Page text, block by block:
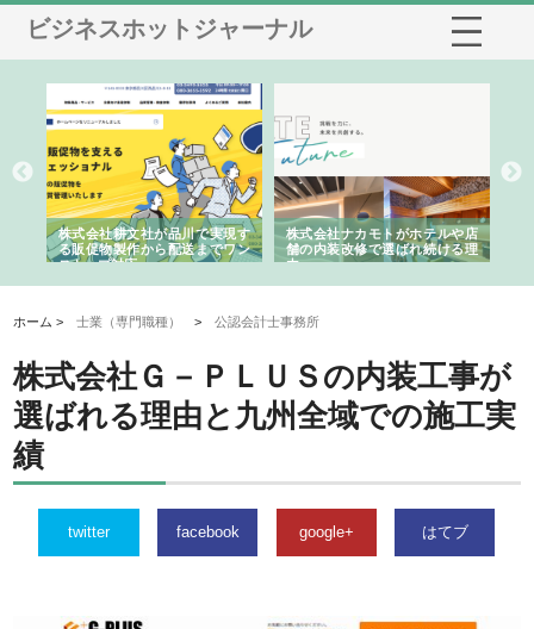
ビジネスホットジャーナル
株式会社耕文社が品川で実現す
る販促物製作から配送までワン
ストップ対応
株式会社ナカモトがホテルや店
舗の内装改修で選ばれ続ける理
由
ホーム >士業（専門職種） >公認会計士事務所
株式会社Ｇ－ＰＬＵＳの内装工事が
選ばれる理由と九州全域での施工実
績
twitter facebook google+ はてブ